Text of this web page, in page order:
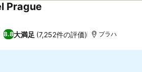
Prague
8.8大満足 (7,252件の評価) プラハ